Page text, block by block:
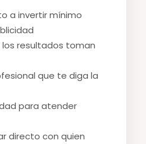
a invertir mínimo
los resultados toman
que te diga la
para atender
directo con quien